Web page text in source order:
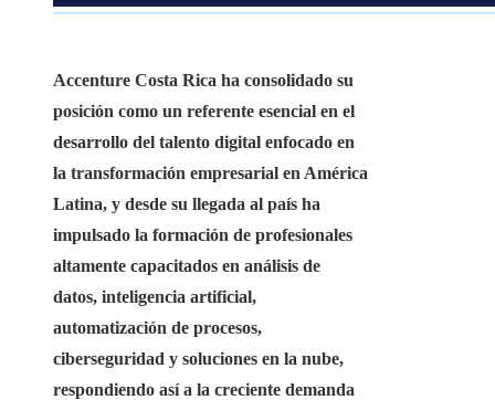
Accenture Costa Rica ha consolidado su
posición como un referente esencial en el
desarrollo del talento digital enfocado en
la transformación empresarial en América
Latina, y desde su llegada al país ha
impulsado la formación de profesionales
altamente capacitados en análisis de
datos, inteligencia artificial,
automatización de procesos,
ciberseguridad y soluciones en la nube,
respondiendo así a la creciente demanda